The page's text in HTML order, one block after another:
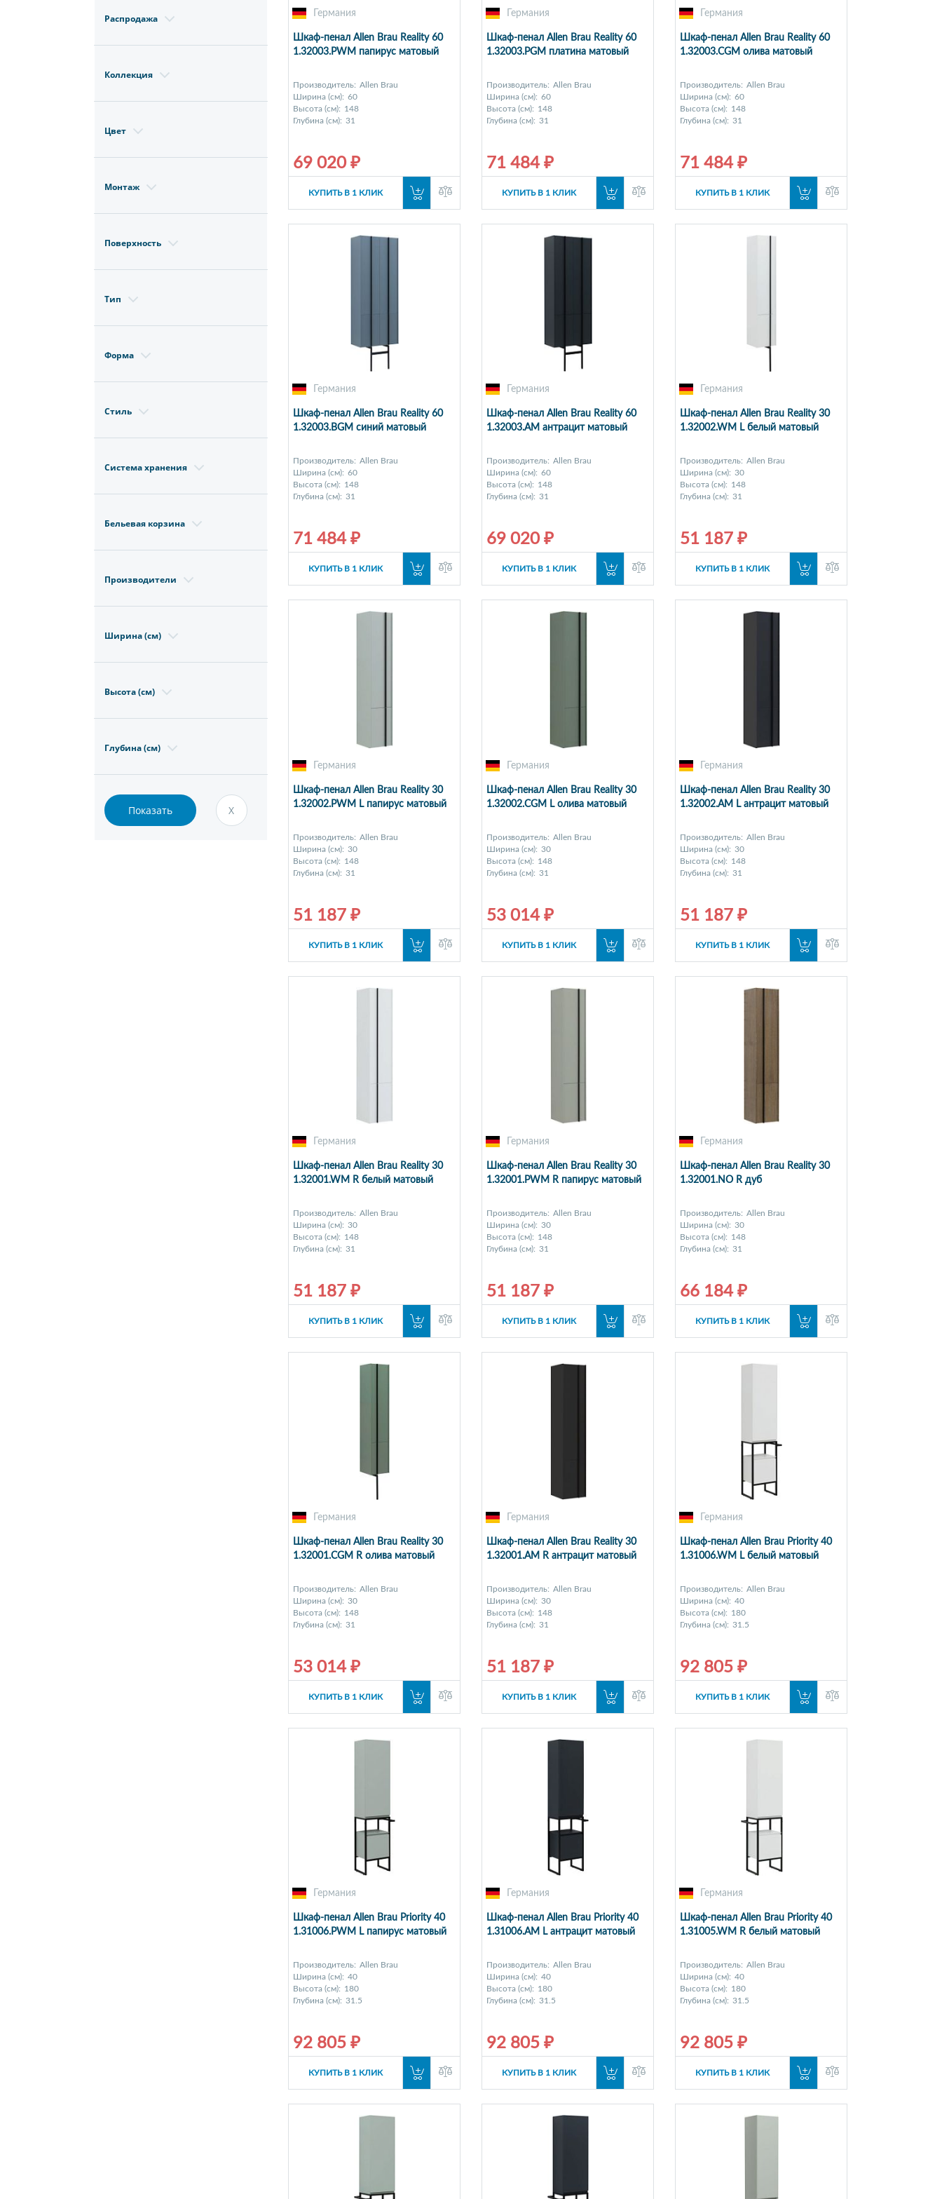
Распродажа
Коллекция
Цвет
Монтаж
Поверхность
Тип
Форма
Стиль
Система хранения
Бельевая корзина
Производители
Ширина (см)
Высота (см)
Глубина (см)
Германия
Шкаф-пенал Allen Brau Reality 60
1.32003.PWM папирус матовый
Производитель: Allen Brau
Ширина (см): 60
Высота (см): 148
Глубина (см): 31
69 020 ₽
КУПИТЬ В 1 КЛИК
Германия
Шкаф-пенал Allen Brau Reality 60
1.32003.PGM платина матовый
Производитель: Allen Brau
Ширина (см): 60
Высота (см): 148
Глубина (см): 31
71 484 ₽
КУПИТЬ В 1 КЛИК
Германия
Шкаф-пенал Allen Brau Reality 60
1.32003.CGM олива матовый
Производитель: Allen Brau
Ширина (см): 60
Высота (см): 148
Глубина (см): 31
71 484 ₽
КУПИТЬ В 1 КЛИК
Германия
Шкаф-пенал Allen Brau Reality 60
1.32003.BGM синий матовый
Производитель: Allen Brau
Ширина (см): 60
Высота (см): 148
Глубина (см): 31
71 484 ₽
КУПИТЬ В 1 КЛИК
Германия
Шкаф-пенал Allen Brau Reality 60
1.32003.AM антрацит матовый
Производитель: Allen Brau
Ширина (см): 60
Высота (см): 148
Глубина (см): 31
69 020 ₽
КУПИТЬ В 1 КЛИК
Германия
Шкаф-пенал Allen Brau Reality 30
1.32002.WM L белый матовый
Производитель: Allen Brau
Ширина (см): 30
Высота (см): 148
Глубина (см): 31
51 187 ₽
КУПИТЬ В 1 КЛИК
Германия
Шкаф-пенал Allen Brau Reality 30
1.32002.PWM L папирус матовый
Производитель: Allen Brau
Ширина (см): 30
Высота (см): 148
Глубина (см): 31
51 187 ₽
КУПИТЬ В 1 КЛИК
Германия
Шкаф-пенал Allen Brau Reality 30
1.32002.CGM L олива матовый
Производитель: Allen Brau
Ширина (см): 30
Высота (см): 148
Глубина (см): 31
53 014 ₽
КУПИТЬ В 1 КЛИК
Германия
Шкаф-пенал Allen Brau Reality 30
1.32002.AM L антрацит матовый
Производитель: Allen Brau
Ширина (см): 30
Высота (см): 148
Глубина (см): 31
51 187 ₽
КУПИТЬ В 1 КЛИК
Германия
Шкаф-пенал Allen Brau Reality 30
1.32001.WM R белый матовый
Производитель: Allen Brau
Ширина (см): 30
Высота (см): 148
Глубина (см): 31
51 187 ₽
КУПИТЬ В 1 КЛИК
Германия
Шкаф-пенал Allen Brau Reality 30
1.32001.PWM R папирус матовый
Производитель: Allen Brau
Ширина (см): 30
Высота (см): 148
Глубина (см): 31
51 187 ₽
КУПИТЬ В 1 КЛИК
Германия
Шкаф-пенал Allen Brau Reality 30
1.32001.NO R дуб
Производитель: Allen Brau
Ширина (см): 30
Высота (см): 148
Глубина (см): 31
66 184 ₽
КУПИТЬ В 1 КЛИК
Германия
Шкаф-пенал Allen Brau Reality 30
1.32001.CGM R олива матовый
Производитель: Allen Brau
Ширина (см): 30
Высота (см): 148
Глубина (см): 31
53 014 ₽
КУПИТЬ В 1 КЛИК
Германия
Шкаф-пенал Allen Brau Reality 30
1.32001.AM R антрацит матовый
Производитель: Allen Brau
Ширина (см): 30
Высота (см): 148
Глубина (см): 31
51 187 ₽
КУПИТЬ В 1 КЛИК
Германия
Шкаф-пенал Allen Brau Priority 40
1.31006.WM L белый матовый
Производитель: Allen Brau
Ширина (см): 40
Высота (см): 180
Глубина (см): 31.5
92 805 ₽
КУПИТЬ В 1 КЛИК
Германия
Шкаф-пенал Allen Brau Priority 40
1.31006.PWM L папирус матовый
Производитель: Allen Brau
Ширина (см): 40
Высота (см): 180
Глубина (см): 31.5
92 805 ₽
КУПИТЬ В 1 КЛИК
Германия
Шкаф-пенал Allen Brau Priority 40
1.31006.AM L антрацит матовый
Производитель: Allen Brau
Ширина (см): 40
Высота (см): 180
Глубина (см): 31.5
92 805 ₽
КУПИТЬ В 1 КЛИК
Германия
Шкаф-пенал Allen Brau Priority 40
1.31005.WM R белый матовый
Производитель: Allen Brau
Ширина (см): 40
Высота (см): 180
Глубина (см): 31.5
92 805 ₽
КУПИТЬ В 1 КЛИК